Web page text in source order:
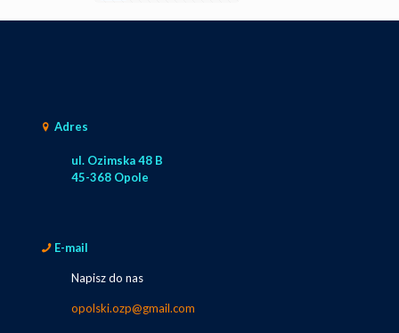
Adres
ul. Ozimska 48 B
45-368 Opole
E-mail
Napisz do nas
opolski.ozp@gmail.com